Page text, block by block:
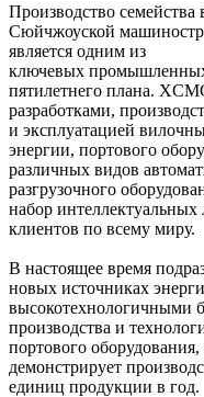
Производство
Сюйчжоуской
является одним из
ключевых
пятилетнего плана.
разработками,
и эксплуатацией
энергии, портового
различных видов
разгрузочного
набор
клиентов по всему миру.
В настоящее время
новых источниках
высокотехнологичными
производства и
портового
демонстрирует
единиц продукции в год.